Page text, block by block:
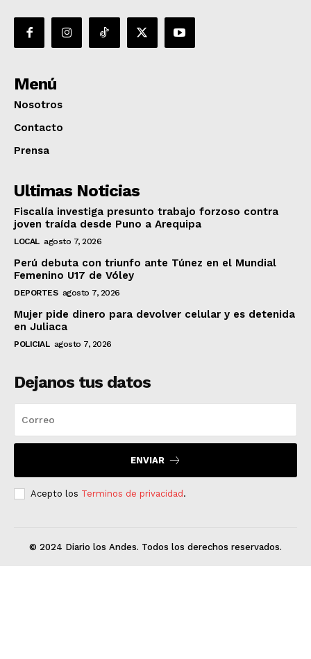
Menú
Nosotros
Contacto
Prensa
Ultimas Noticias
Fiscalía investiga presunto trabajo forzoso contra
joven traída desde Puno a Arequipa
LOCAL agosto 7, 2026
Perú debuta con triunfo ante Túnez en el Mundial
Femenino U17 de Vóley
DEPORTES agosto 7, 2026
Mujer pide dinero para devolver celular y es detenida
en Juliaca
POLICIAL agosto 7, 2026
Dejanos tus datos
ENVIAR
Acepto los Terminos de privacidad .
© 2024 Diario los Andes. Todos los derechos reservados.